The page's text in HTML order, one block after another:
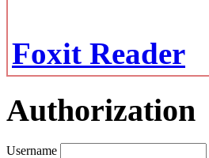
Foxit Reader
Authorization
Username